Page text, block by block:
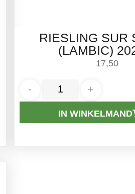
RIESLING SUR
(LAMBIC)
BOERENERF |
17,50
- +
IN WINKELMAND